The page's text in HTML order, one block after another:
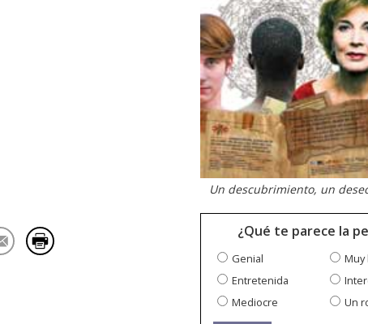
Un descubrimiento, un
¿Qué te parece la
Genial
Muy
Entretenida
Mediocre
Un